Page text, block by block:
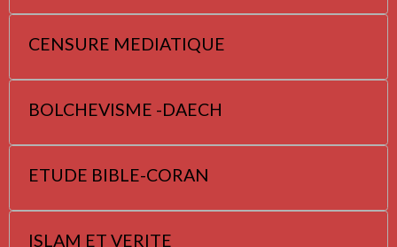
CENSURE MEDIATIQUE
BOLCHEVISME -DAECH
ETUDE BIBLE-CORAN
ISLAM ET VERITE